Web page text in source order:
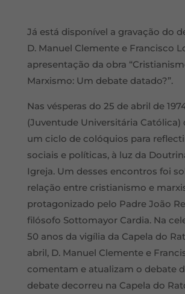
Já está disponível a gravação do
D. Manuel Clemente e Francisco
apresentação da obra
Marxismo: Um debate datado?”.
Nas vésperas do 25 de abril de
(Juventude Universitária Católica)
um ciclo de colóquios para
sociais e políticas, à luz da
Igreja. Um desses encontros foi
relação entre cristianismo e
protagonizado pelo Padre João
filósofo Sottomayor Cardia. Na
50 anos da vigília da Capela do
abril, D. Manuel Clemente e
comentam e atualizam o debate
debate decorreu na Capela do